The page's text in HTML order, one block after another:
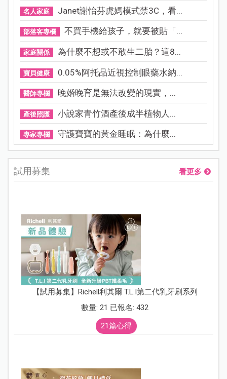
名人家庭 Janet謝怡芬虎媽模式禁3C，看...
部落客專欄 不買手機給孩子，就要被貼「...
家庭關係 為什麼不想或不敢生二胎？這8...
寶貝健康 0.05%阿托品近視控制眼藥水納...
醫師專欄 晚婚晚育是無法改變的現實，...
產後照護 小說家青竹酒產後成半植物人...
專家專欄 守護寶寶的黃金睡眠：為什麼...
試用募集 看更多
【試用募集】Richell利其爾 T.L.I第二代乳牙刷系列
數量: 21 已報名: 432
21篇心得